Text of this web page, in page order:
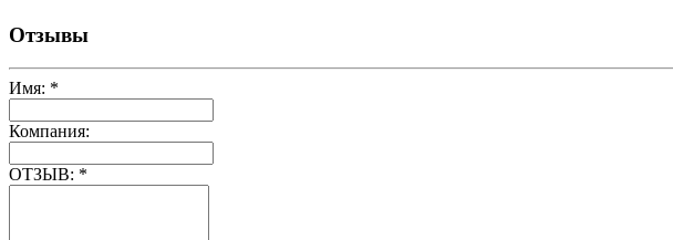
Отзывы
Имя: *
Компания:
ОТЗЫВ: *